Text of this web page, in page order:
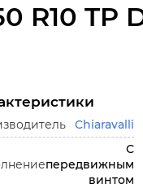
R10 TP
Chiaravalli
С
передвижным
винтом